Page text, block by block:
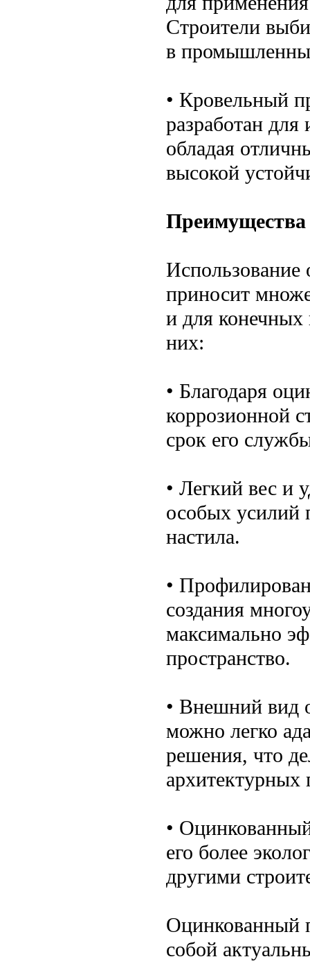
Строители
в
• Кровельный
разработан для
обладая
высокой
Преимущества
Использование
приносит
и для конечных
них:
• Благодаря
коррозионной
срок его
• Легкий вес и
особых усилий
настила.
•
создания
максимально
пространство.
• Внешний вид
можно легко
решения, что
архитектурных
•
его более
другими
Оцинкованный
собой